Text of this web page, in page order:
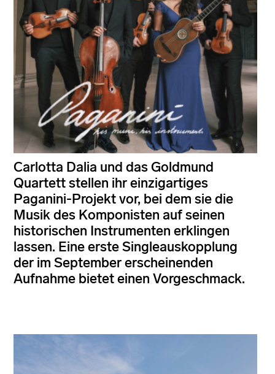
Carlotta Dalia und das Goldmund
Quartett stellen ihr einzigartiges
Paganini-Projekt vor, bei dem sie die
Musik des Komponisten auf seinen
historischen Instrumenten erklingen
lassen. Eine erste Singleauskopplung
der im September erscheinenden
Aufnahme bietet einen Vorgeschmack.